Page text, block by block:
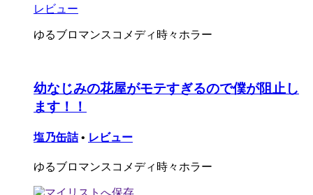
レビュー
ゆるブロマンスコメディ時々ホラー
幼なじみの花屋がモテすぎるので僕が阻止し
ます！！
塩乃缶詰 • レビュー
ゆるブロマンスコメディ時々ホラー